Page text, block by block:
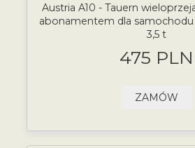
Austria A10 - Tauern
abonamentem dla
3,5 t
475 PLN
ZAMÓW